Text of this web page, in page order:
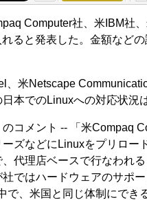
Computer社、米IBM社
ると発表した。金額など
、米Netscape
本でのLinuxへの対応状況
コメント -- 「米Compaq
ズなどにLinuxをプリロー
代理店ベースで行なわれ
ではハードウェアのサポ
、米国と同じ体制にでき